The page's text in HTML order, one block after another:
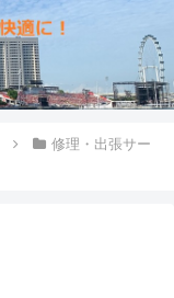
修理・出張サー